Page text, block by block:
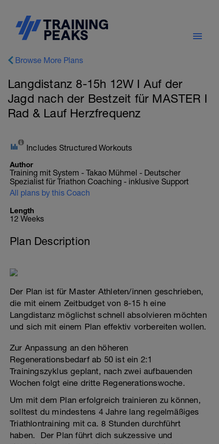
Browse More Plans
Langdistanz 8-15h 12W I Auf der
Jagd nach der Bestzeit für MASTER I
Rad & Lauf Herzfrequenz
Includes Structured Workouts
Author
Training mit System - Takao Mühmel - Deutscher
Spezialist für Triathon Coaching - inklusive Support
All plans by this Coach
Length
12 Weeks
Plan Description
Der Plan ist für Master Athleten/innen geschrieben,
die mit einem Zeitbudget von 8-15 h eine
Langdistanz möglichst schnell absolvieren möchten
und sich mit einem Plan effektiv vorbereiten wollen.
Zur Anpassung an den höheren
Regenerationsbedarf ab 50 ist ein 2:1
Trainingszyklus geplant, nach zwei aufbauenden
Wochen folgt eine dritte Regenerationswoche.
Um mit dem Plan erfolgreich trainieren zu können,
solltest du mindestens 4 Jahre lang regelmäßiges
Triathlontraining mit ca. 8 Stunden durchführt
haben. Der Plan führt dich sukzessive und